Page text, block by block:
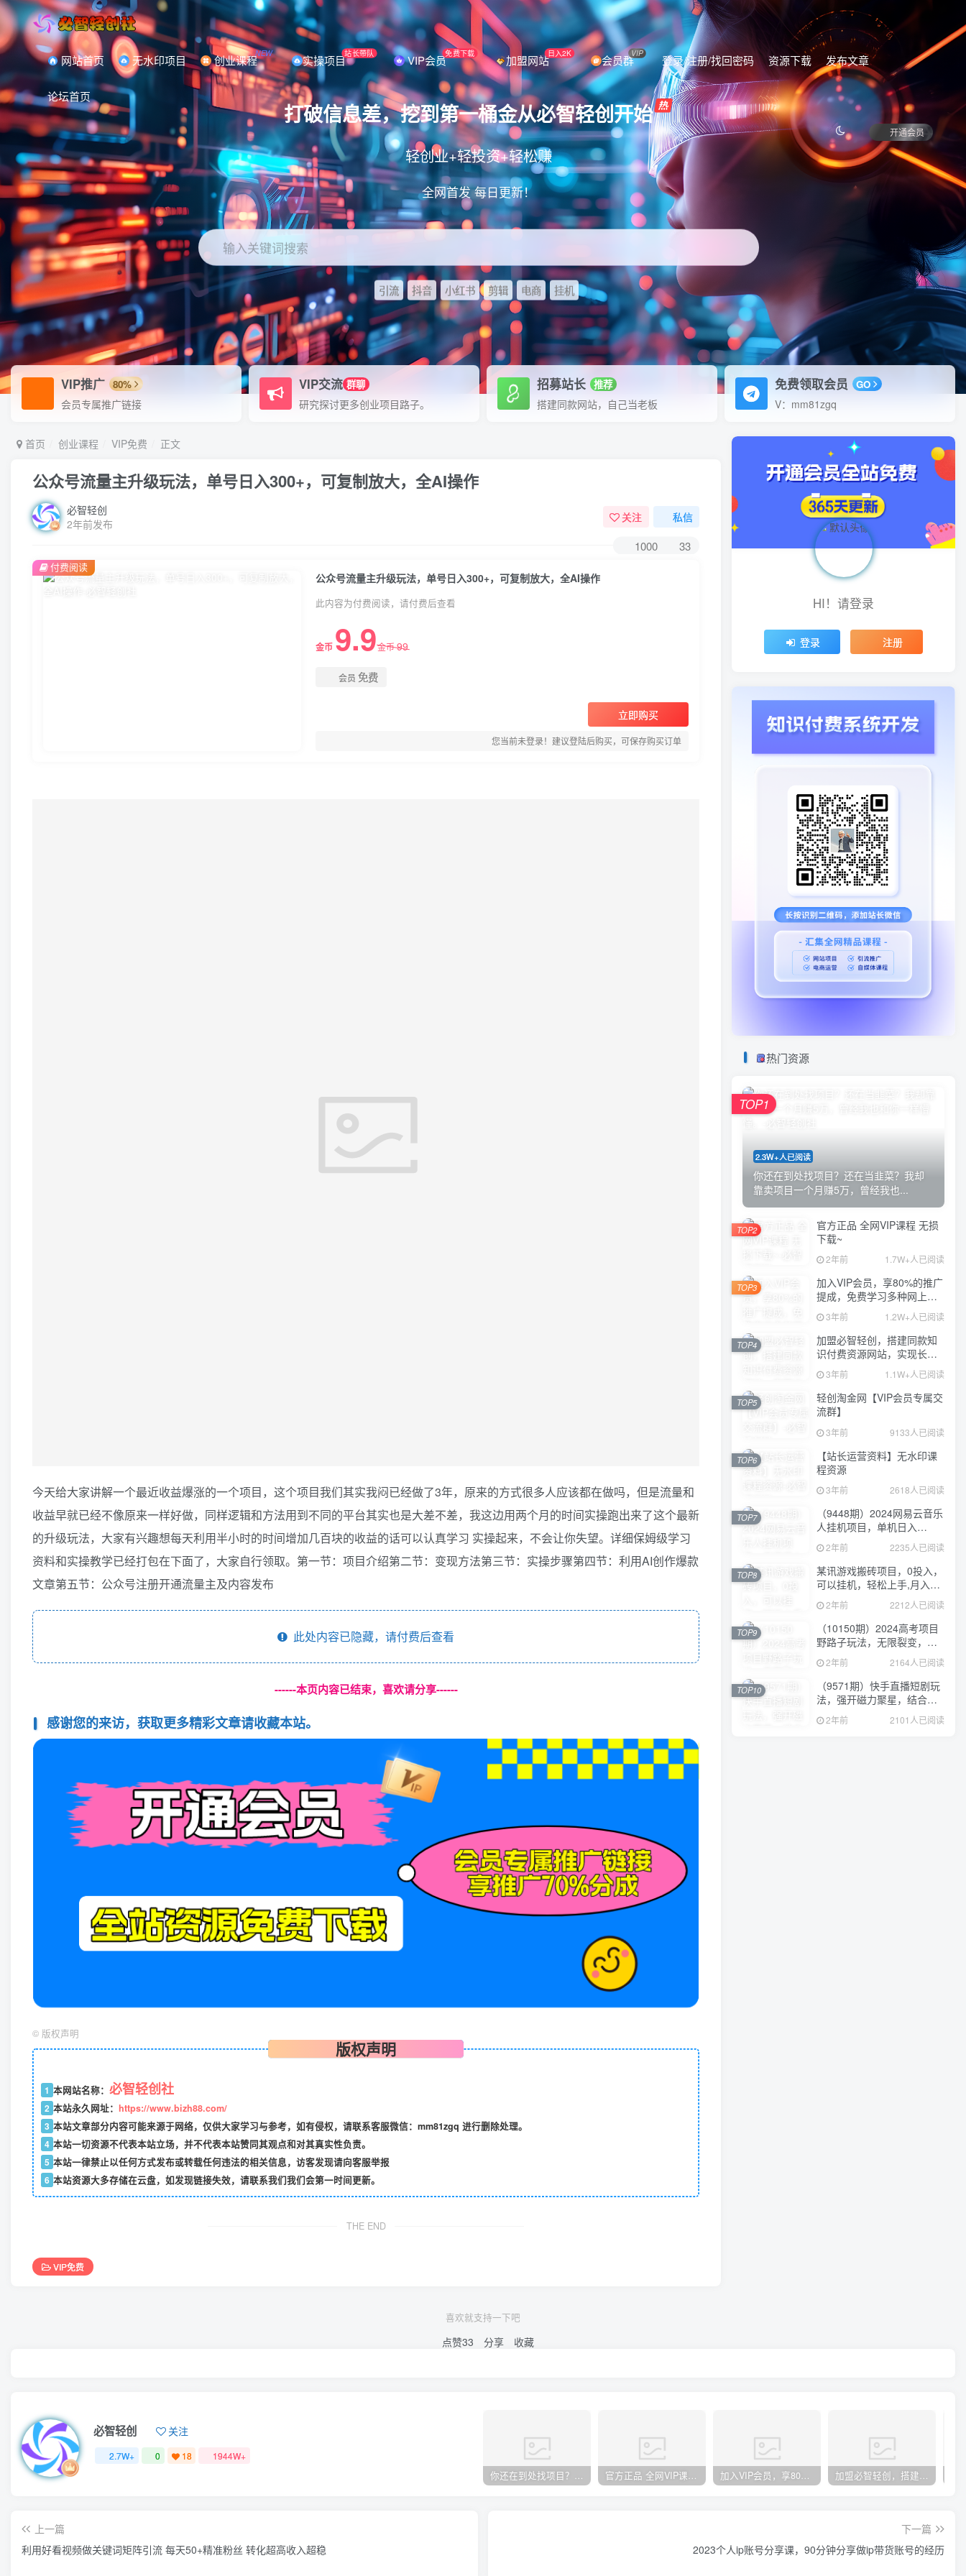
网站首页 无水印项目 创业课程NEW 实操项目站长带队 VIP会员免费下载 加盟网站日入2K 会员群VIP 登录/注册/找回密码 资源下载 发布文章
论坛首页
开通会员
打破信息差，挖到第一桶金从必智轻创开始
轻创业+轻投资+轻松赚
全网首发 每日更新！
输入关键词搜索
引流 抖音 小红书 剪辑 电商 挂机
VIP推广 80%
会员专属推广链接
VIP交流 群聊
研究探讨更多创业项目路子。
招募站长 推荐
搭建同款网站，自己当老板
免费领取会员 GO
V：mm81zgq
首页 创业课程 VIP免费 正文
公众号流量主升级玩法，单号日入300+，可复制放大，全AI操作
必智轻创
2年前发布
关注 私信
1000 33
公众号流量主升级玩法，单号日入300+，可复制放大，全AI操作
此内容为付费阅读，请付费后查看
金币 9.9金币99
会员 免费
立即购买
您当前未登录！建议登陆后购买，可保存购买订单
付费阅读
今天给大家讲解一个最近收益爆涨的一个项目，这个项目我们其实我闷已经做了3年，原来的方式很多人应该都在做吗，但是流量和
收益早就已经不像原来一样好做，同样逻辑和方法用到不同的平台其实也是大差不差，我这边用两个月的时间实操跑出来了这个最新
的升级玩法，大家有兴趣想每天利用半小时的时间增加几百块的收益的话可以认真学习 实操起来，不会让你失望。详细保姆级学习
资料和实操教学已经打包在下面了，大家自行领取。第一节：项目介绍第二节：变现方法第三节：实操步骤第四节：利用AI创作爆款
文章第五节：公众号注册开通流量主及内容发布
此处内容已隐藏，请付费后查看
------本页内容已结束，喜欢请分享------
感谢您的来访，获取更多精彩文章请收藏本站。
© 版权声明
版权声明
1 本网站名称： 必智轻创社
2 本站永久网址： https://www.bizh88.com/
3 本站文章部分内容可能来源于网络，仅供大家学习与参考，如有侵权，请联系客服微信：mm81zgq 进行删除处理。
4 本站一切资源不代表本站立场，并不代表本站赞同其观点和对其真实性负责。
5 本站一律禁止以任何方式发布或转载任何违法的相关信息，访客发现请向客服举报
6 本站资源大多存储在云盘，如发现链接失效，请联系我们我们会第一时间更新。
THE END
VIP免费
喜欢就支持一下吧
点赞33 分享 收藏
必智轻创 关注
2.7W+ 0 18 1944W+
你还在到处找项目？还在当韭菜？我却靠卖项目一个月赚5万，曾经我也和你一样懵懂。 官方正品 全网VIP课程 无损下载~ 加入VIP会员，享80%的推广提成，免费学习多种网上创业课程，菜鸟秒变大神！ 加盟必智轻创，搭建同款知识付费资源网站，实现长期稳定被动收入~
上一篇
利用好看视频做关键词矩阵引流 每天50+精准粉丝 转化超高收入超稳
下一篇
2023个人ip账号分享课，90分钟分享做ip带货账号的经历
HI！请登录
登录 注册
热门资源
2.3W+人已阅读
你还在到处找项目？还在当韭菜？我却
靠卖项目一个月赚5万，曾经我也...
TOP1
官方正品 全网VIP课程 无损
下载~
2年前 1.7W+人已阅读
TOP2
加入VIP会员，享80%的推广
提成，免费学习多种网上创
业课程，菜鸟秒变大神！
3年前 1.2W+人已阅读
TOP3
加盟必智轻创，搭建同款知
识付费资源网站，实现长期
稳定被动收入~
3年前 1.1W+人已阅读
TOP4
轻创淘金网【VIP会员专属交
流群】
3年前 9133人已阅读
TOP5
【站长运营资料】无水印课
程资源
3年前 2618人已阅读
TOP6
（9448期）2024网易云音乐
人挂机项目，单机日入
150+，无脑月入5000+
2年前 2235人已阅读
TOP7
某讯游戏搬砖项目，0投入，
可以挂机，轻松上手,月入
3000+上不封顶
2年前 2212人已阅读
TOP8
（10150期）2024高考项目
野路子玩法，无限裂变，最
高一天1W＋！
2年前 2164人已阅读
TOP9
（9571期）快手直播短剧玩
法，强开磁力聚星，结合多
种变现方式日入600+
2年前 2101人已阅读
TOP10